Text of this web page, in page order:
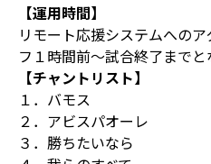
【運用時間】
リモート応援システムへの
フ１時間前～試合終了までと
【チャントリスト】
１．バモス
２．アビスパオーレ
３．勝ちたいなら